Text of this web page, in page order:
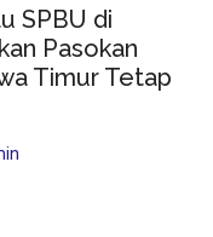
SPBU di
Pasokan
Timur Tetap